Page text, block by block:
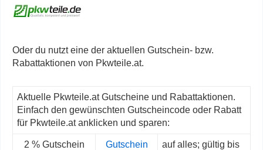
Oder du nutzt eine der aktuellen Gutschein- bzw.
Rabattaktionen von Pkwteile.at.
Aktuelle Pkwteile.at Gutscheine und Rabattaktionen.
Einfach den gewünschten Gutscheincode oder Rabatt
für Pkwteile.at anklicken und sparen:
2 % Gutschein
Gutschein
auf alles; gültig bis